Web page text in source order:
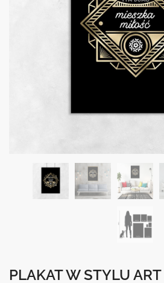
PLAKAT W STYLU